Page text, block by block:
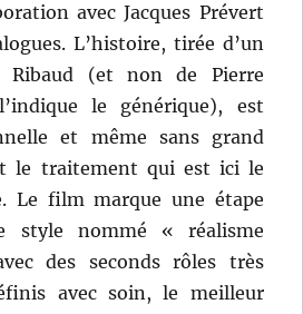
avec Jacques Prévert
L’histoire, tirée d’un
Ribaud (et non de Pierre
le générique), est
et même sans grand
le traitement qui est ici le
Le film marque une étape
style nommé « réalisme
des seconds rôles très
avec soin, le meilleur